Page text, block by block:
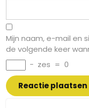
Mijn naam, e-mail en
de volgende keer
− zes = 0